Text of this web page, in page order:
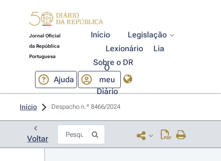
Jornal Oficial
da República
Portuguesa
Início
Legislação
Lexionário
Lia
Sobre o DR
Ajuda
O
meu
Diário
Início Despacho n.º 8466/2024
Voltar